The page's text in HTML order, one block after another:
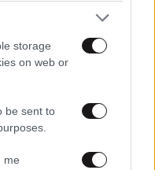
storage
on web or
be sent to
me
Πριν χίλια χρόνια σε
ελεύθεροι
τοις χιλίοις του
άρχοντες και
αυτοί και μόνοι
– απλώς
κατά βούληση.